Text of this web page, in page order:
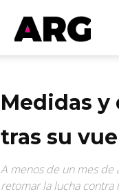
Medidas y
tras su
A menos de un mes de
retomar la lucha contra